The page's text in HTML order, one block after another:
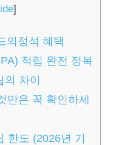
]
의정석 혜택
적립 완전 정복
의 차이
만은 꼭 확인하세
한도 (2026년 기